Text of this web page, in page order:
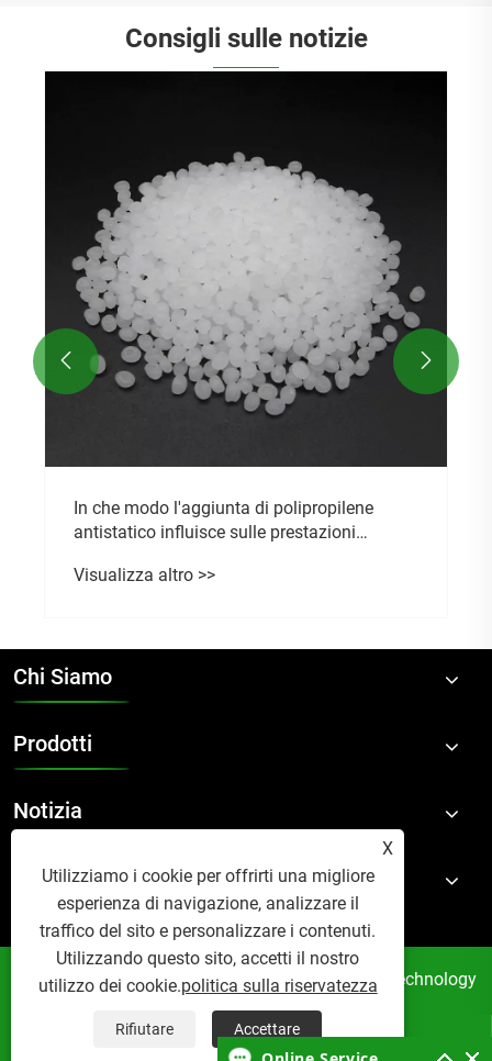
Consigli sulle notizie
In che modo l'aggiunta di polipropilene
antistatico influisce sulle prestazioni
polipropilene?
Visualizza altro >>
 
Chi Siamo
Prodotti
Notizia
Contattaci
Copyright © 2024 Suzhou Accom New Material Technology
Co., Ltd. Tutti i diritti riservati.
Links
Sitemap RSS
XML

X
Utilizziamo i cookie per offrirti una migliore
esperienza di navigazione, analizzare il
traffico del sito e personalizzare i contenuti.
Utilizzando questo sito, accetti il ​​nostro
utilizzo dei cookie.politica sulla riservatezza
Rifiutare Accettare